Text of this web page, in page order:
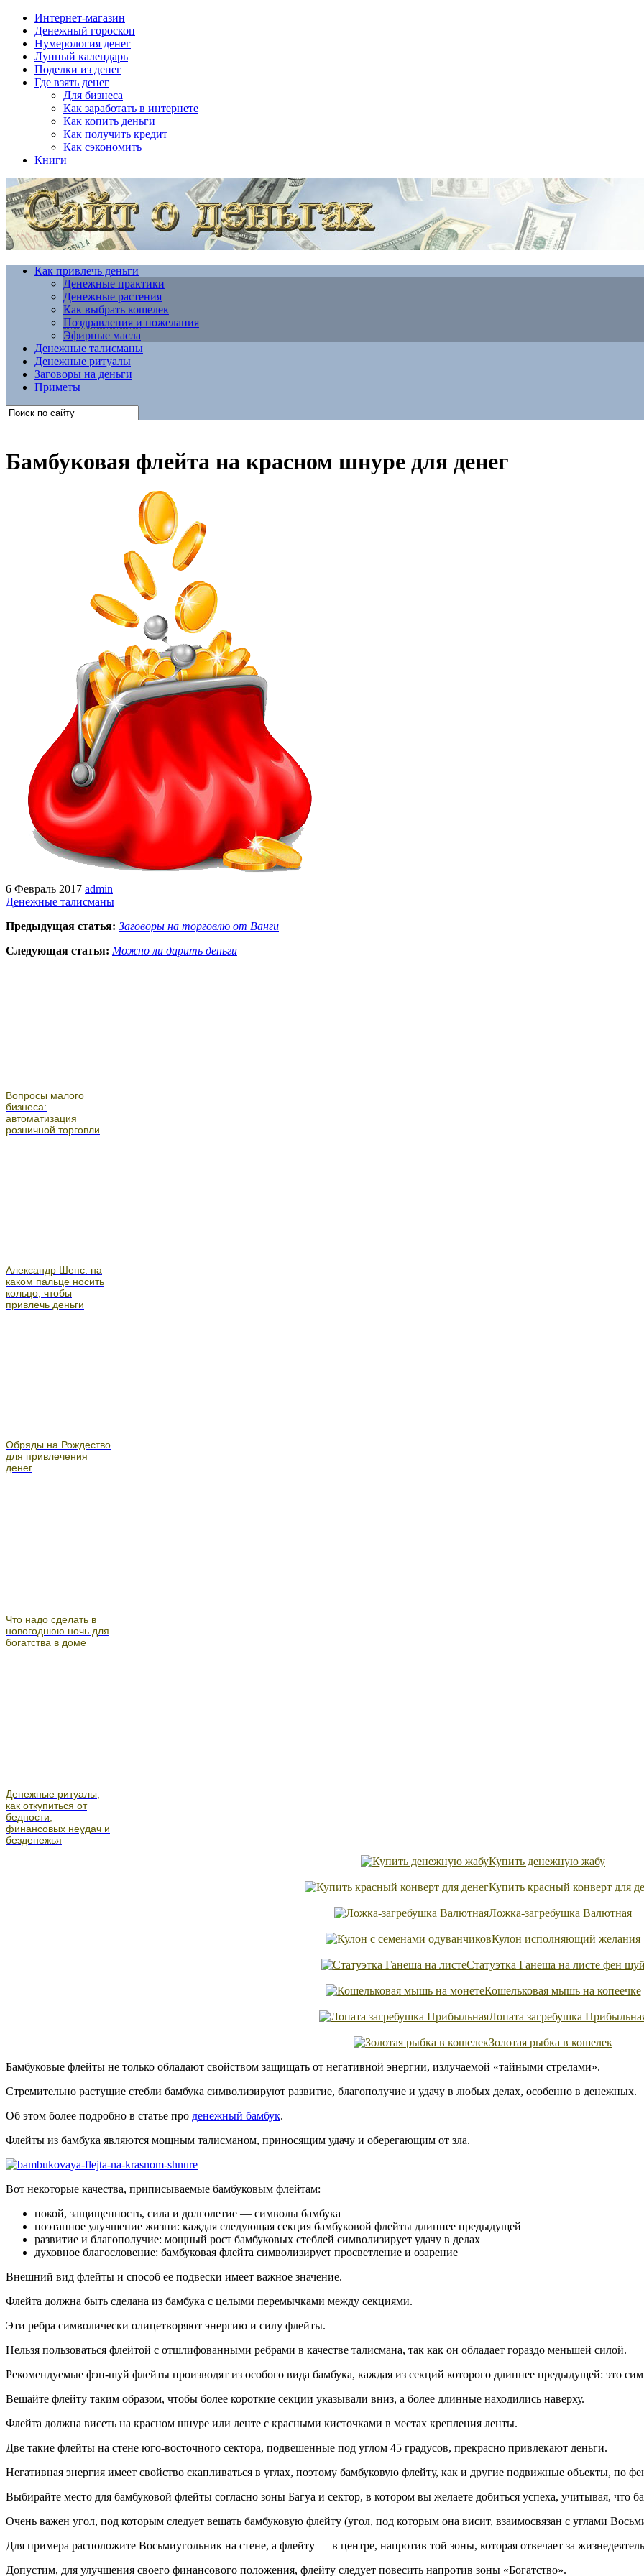
Интернет-магазин
Денежный гороскоп
Нумерология денег
Лунный календарь
Поделки из денег
Где взять денег
Для бизнеса
Как заработать в интернете
Как копить деньги
Как получить кредит
Как сэкономить
Книги
Как привлечь деньги
Денежные практики
Денежные растения
Как выбрать кошелек
Поздравления и пожелания
Эфирные масла
Денежные талисманы
Денежные ритуалы
Заговоры на деньги
Приметы
Бамбуковая флейта на красном шнуре для денег
6 Февраль 2017 admin
Денежные талисманы
Предыдущая статья: Заговоры на торговлю от Ванги
Следующая статья: Можно ли дарить деньги
Вопросы малого
бизнеса:
автоматизация
розничной торговли
Александр Шепс: на
каком пальце носить
кольцо, чтобы
привлечь деньги
Обряды на Рождество
для привлечения
денег
Что надо сделать в
новогоднюю ночь для
богатства в доме
Денежные ритуалы,
как откупиться от
бедности,
финансовых неудач и
безденежья
Купить денежную жабу
Купить красный конверт для
Ложка-загребушка Валютная
Кулон исполняющий желания
Статуэтка Ганеша на листе фен
Кошельковая мышь на копеечке
Лопата загребушка
Золотая рыбка в кошелек
Бамбуковые флейты не только обладают свойством защищать от негативной энергии, излучаемой «тайными стрелами».
Стремительно растущие стебли бамбука символизируют развитие, благополучие и удачу в любых делах, особенно в денежных.
Об этом более подробно в статье про денежный бамбук.
Флейты из бамбука являются мощным талисманом, приносящим удачу и оберегающим от зла.
Вот некоторые качества, приписываемые бамбуковым флейтам:
покой, защищенность, сила и долголетие — символы бамбука
поэтапное улучшение жизни: каждая следующая секция бамбуковой флейты длиннее предыдущей
развитие и благополучие: мощный рост бамбуковых стеблей символизирует удачу в делах
духовное благословение: бамбуковая флейта символизирует просветление и озарение
Внешний вид флейты и способ ее подвески имеет важное значение.
Флейта должна быть сделана из бамбука с целыми перемычками между секциями.
Эти ребра символически олицетворяют энергию и силу флейты.
Нельзя пользоваться флейтой с отшлифованными ребрами в качестве талисмана, так как он обладает гораздо меньшей силой.
Рекомендуемые фэн-шуй флейты производят из особого вида бамбука, каждая из секций которого длиннее предыдущей: это
Вешайте флейту таким образом, чтобы более короткие секции указывали вниз, а более длинные находились наверху.
Флейта должна висеть на красном шнуре или ленте с красными кисточками в местах крепления ленты.
Две такие флейты на стене юго-восточного сектора, подвешенные под углом 45 градусов, прекрасно привлекают деньги.
Негативная энергия имеет свойство скапливаться в углах, поэтому бамбуковую флейту, как и другие подвижные объекты,
Выбирайте место для бамбуковой флейты согласно зоны Багуа и сектор, в котором вы желаете добиться успеха, учитывая, что
Очень важен угол, под которым следует вешать бамбуковую флейту (угол, под которым она висит, взаимосвязан с углами
Для примера расположите Восьмиугольник на стене, а флейту — в центре, напротив той зоны, которая отвечает за
Допустим, для улучшения своего финансового положения, флейту следует повесить напротив зоны «Богатство».